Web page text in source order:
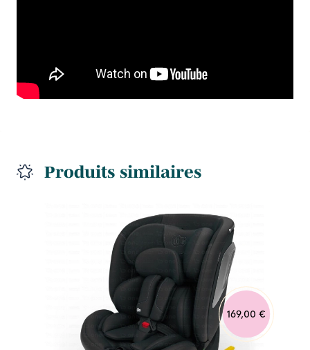
Produits similaires
169,00 €